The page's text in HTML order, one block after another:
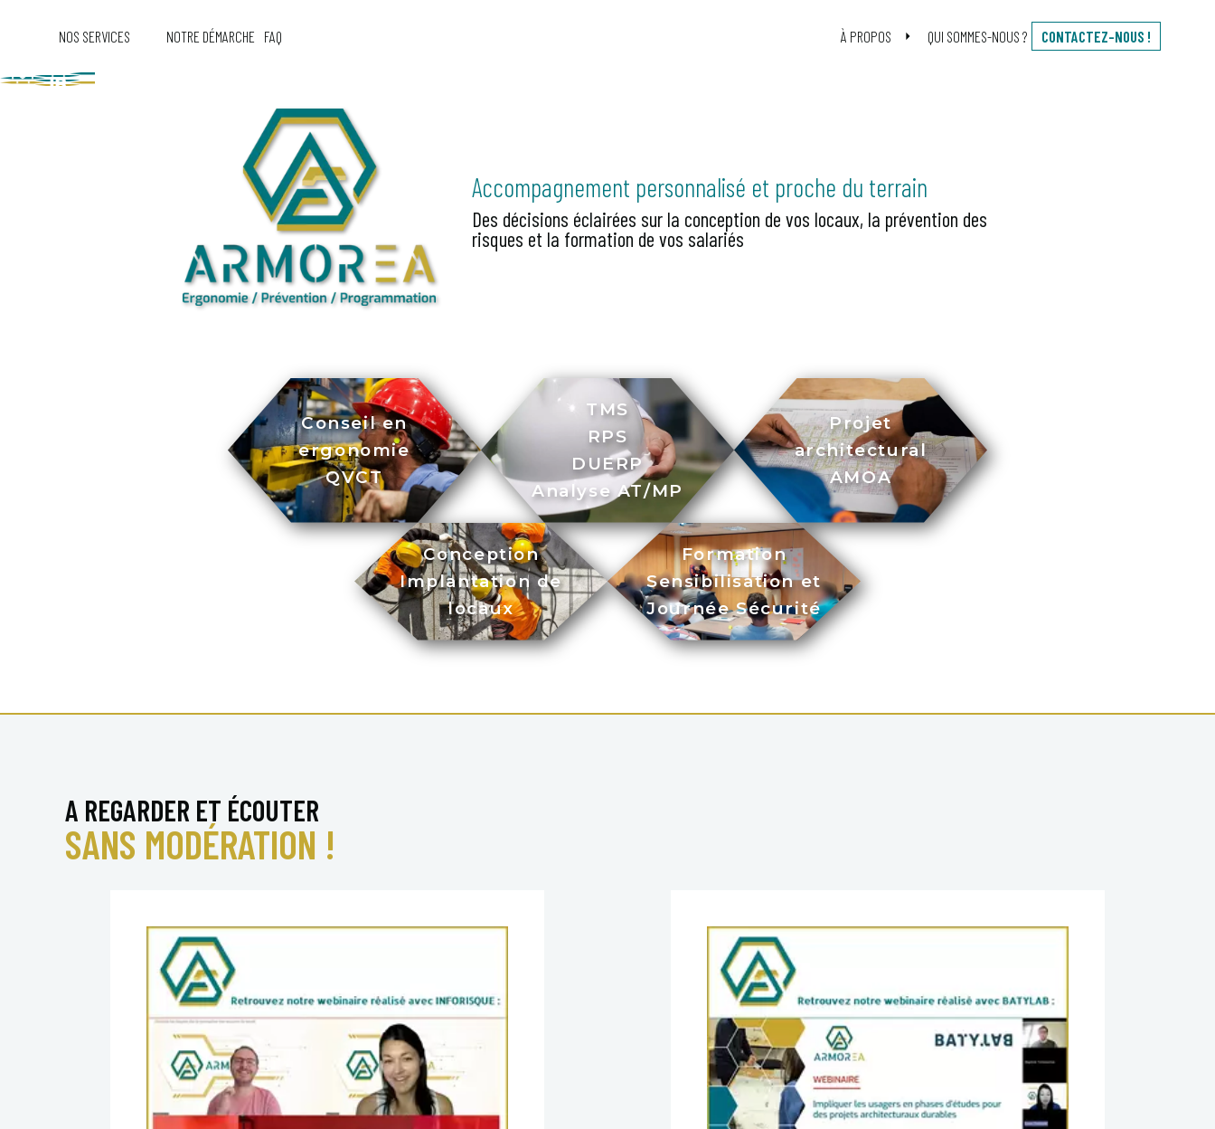
NOS SERVICES NOTRE DÉMARCHE FAQ À PROPOS QUI SOMMES-NOUS ? CONTACTEZ-NOUS !
Accompagnement personnalisé et proche du terrain
Des décisions éclairées sur la conception de vos locaux, la prévention des
risques et la formation de vos salariés
Conseil en
ergonomie
QVCT
TMS
RPS
DUERP
Analyse AT/MP
Projet
architectural
AMOA
Conception
Implantation de
locaux
Formation
Sensibilisation et
Journée Sécurité
A REGARDER ET ÉCOUTER
SANS MODÉRATION !